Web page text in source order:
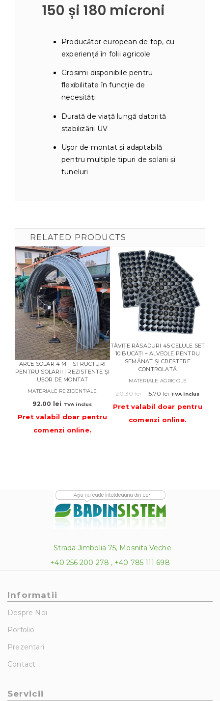
150 și 180 microni
Producător european de top, cu
experiență în folii agricole
Grosimi disponibile pentru
flexibilitate în funcție de
necesități
Durată de viață lungă datorită
stabilizării UV
Ușor de montat și adaptabilă
pentru multiple tipuri de solarii și
tuneluri
RELATED PRODUCTS
ARCE SOLAR 4 M – STRUCTURI
PENTRU SOLARII | REZISTENTE ȘI
UȘOR DE MONTAT
MATERIALE REZIDENTIALE
92.00 lei TVA inclus
Pret valabil doar pentru
comenzi online.
TĂVIȚE RĂSADURI 45 CELULE SET
10 BUCĂȚI – ALVEOLE PENTRU
SEMĂNAT ȘI CREȘTERE
CONTROLATĂ
MATERIALE AGRICOLE
20.30lei
Prețul
a
fost:
15.70 lei Prețul
este:
15.70 lei.
TVA inclus
Pret valabil doar pentru
comenzi online.
Strada Jimbolia 75, Mosnita Veche
+40 256 200 278 , +40 785 111 698
Informatii
Despre Noi
Porfolio
Prezentari
Contact
Servicii